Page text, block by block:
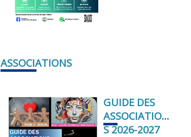
ASSOCIATIONS
GUIDE DES
ASSOCIATION
S 2026-2027